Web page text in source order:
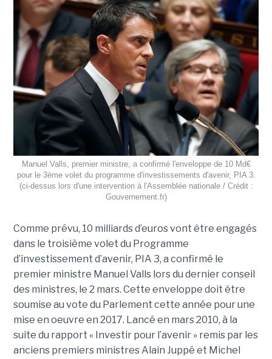
Manuel Valls, premier ministre, a confirmé l'enveloppe de 10 Md€
pour le 3ème volet du programme d'investissements d'avenir, PIA 3.
(ci-dessus lors d'une intervention à l'Assemblée nationale / Crédit :
Gouvernement.fr)
Comme prévu, 10 milliards d’euros vont être engagés
dans le troisième volet du Programme
d’investissement d’avenir, PIA 3, a confirmé le
premier ministre Manuel Valls lors du dernier conseil
des ministres, le 2 mars. Cette enveloppe doit être
soumise au vote du Parlement cette année pour une
mise en oeuvre en 2017. Lancé en mars 2010, à la
suite du rapport « Investir pour l’avenir » remis par les
anciens premiers ministres Alain Juppé et Michel